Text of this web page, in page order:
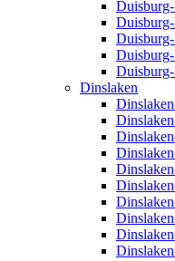
Dinslaken